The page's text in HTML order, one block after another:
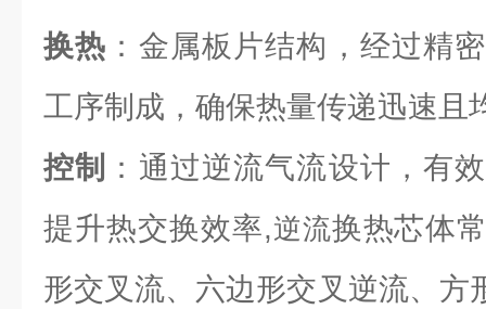
换热 ：金属板片结构，经过精
工序制成，确保热量传递迅速且
控制
：通过逆流气流设计，有
提升热交换效率,逆流换热芯体
形交叉流、六边形交叉逆流、方